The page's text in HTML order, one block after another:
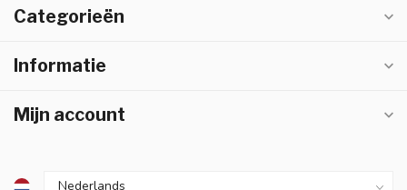
Categorieën
Informatie
Mijn account